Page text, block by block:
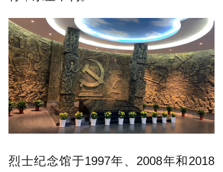
烈士纪念馆于1997年、2008年和2018